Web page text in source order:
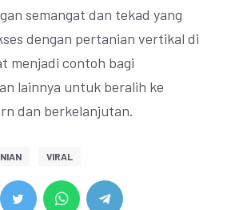
semangat dan tekad yang
dengan pertanian vertikal di
menjadi contoh bagi
lainnya untuk beralih ke
dan berkelanjutan.
VIRAL